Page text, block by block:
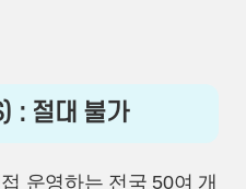
: 절대 불가
운영하는 전국 50여 개